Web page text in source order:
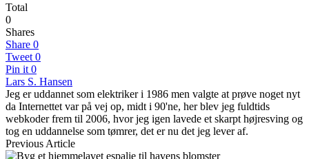
Total
0
Shares
Share 0
Tweet 0
Pin it 0
Lars S. Hansen
Jeg er uddannet som elektriker i 1986 men valgte at prøve noget nyt
da Internettet var på vej op, midt i 90'ne, her blev jeg fuldtids
webkoder frem til 2006, hvor jeg igen lavede et skarpt højresving og
tog en uddannelse som tømrer, det er nu det jeg lever af.
Previous Article